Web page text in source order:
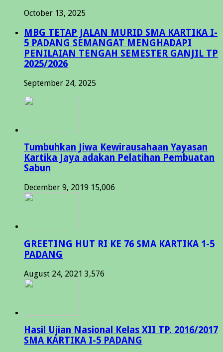
October 13, 2025
MBG TETAP JALAN MURID SMA KARTIKA I-
5 PADANG SEMANGAT MENGHADAPI
PENILAIAN TENGAH SEMESTER GANJIL TP
2025/2026
September 24, 2025
Tumbuhkan Jiwa Kewirausahaan Yayasan
Kartika Jaya adakan Pelatihan Pembuatan
Sabun
December 9, 2019 15,006
GREETING HUT RI KE 76 SMA KARTIKA 1-5
PADANG
August 24, 2021 3,576
Hasil Ujian Nasional Kelas XII TP. 2016/2017
SMA KARTIKA I-5 PADANG